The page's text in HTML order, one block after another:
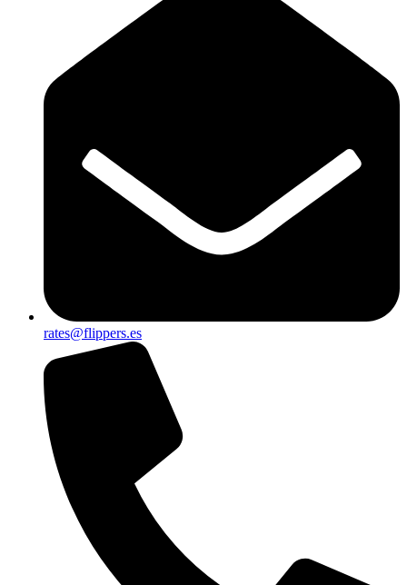
rates@flippers.es